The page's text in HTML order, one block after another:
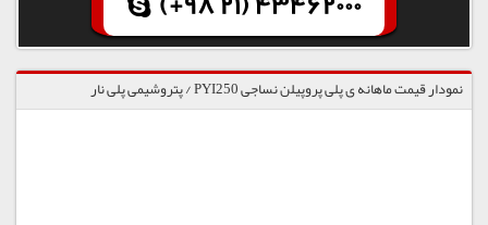
نمودار قیمت ماهانه ی پلی پروپیلن نساجی PYI250 / پتروشیمی پلی نار